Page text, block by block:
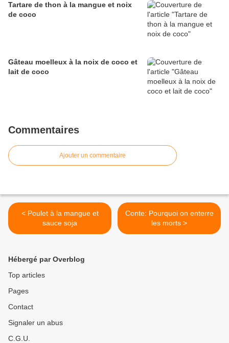
Tartare de thon à la mangue et noix
de coco
Gâteau moelleux à la noix de coco et
lait de coco
Commentaires
Ajouter un commentaire
< Poulet à la mangue et
sauce soja
Conte: Pourquoi on enterre
les morts >
Hébergé par Overblog
Top articles
Pages
Contact
Signaler un abus
C.G.U.